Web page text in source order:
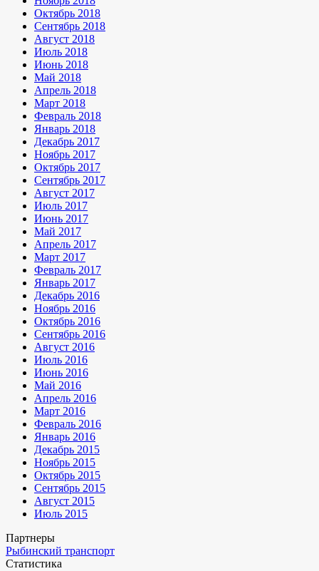
Октябрь 2018
Сентябрь 2018
Август 2018
Июль 2018
Июнь 2018
Май 2018
Апрель 2018
Март 2018
Февраль 2018
Январь 2018
Декабрь 2017
Ноябрь 2017
Октябрь 2017
Сентябрь 2017
Август 2017
Июль 2017
Июнь 2017
Май 2017
Апрель 2017
Март 2017
Февраль 2017
Январь 2017
Декабрь 2016
Ноябрь 2016
Октябрь 2016
Сентябрь 2016
Август 2016
Июль 2016
Июнь 2016
Май 2016
Апрель 2016
Март 2016
Февраль 2016
Январь 2016
Декабрь 2015
Ноябрь 2015
Октябрь 2015
Сентябрь 2015
Август 2015
Июль 2015
Партнеры
Рыбинский транспорт
Статистика